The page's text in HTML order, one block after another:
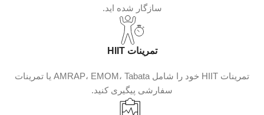
سازگار شده‌ اید.
تمرینات HIIT
تمرینات HIIT خود را شامل AMRAP، EMOM، Tabata یا تمرینات
سفارشی پیگیری کنید.